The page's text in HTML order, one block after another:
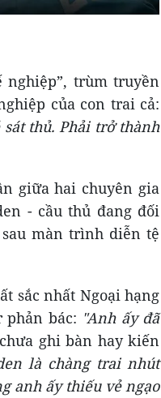
nghiệp”, trùm truyền
của con trai cả:
thủ. Phải trở thành
giữa hai chuyên gia
- cầu thủ đang đối
màn trình diễn tệ
sắc nhất Ngoại hạng
phản bác: "Anh ấy đã
ghi bàn hay kiến
là chàng trai nhút
anh ấy thiếu vẻ ngạo